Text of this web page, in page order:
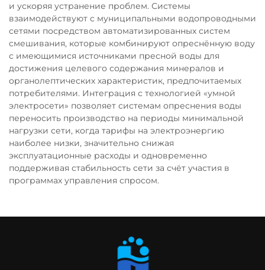
и ускоряя устранение проблем. Системы
взаимодействуют с муниципальными водопроводными
сетями посредством автоматизированных систем
смешивания, которые комбинируют опреснённую воду
с имеющимися источниками пресной воды для
достижения целевого содержания минералов и
органолептических характеристик, предпочитаемых
потребителями. Интеграция с технологией «умной
электросети» позволяет системам опреснения воды
переносить производство на периоды минимальной
нагрузки сети, когда тарифы на электроэнергию
наиболее низки, значительно снижая
эксплуатационные расходы и одновременно
поддерживая стабильность сети за счёт участия в
программах управления спросом.